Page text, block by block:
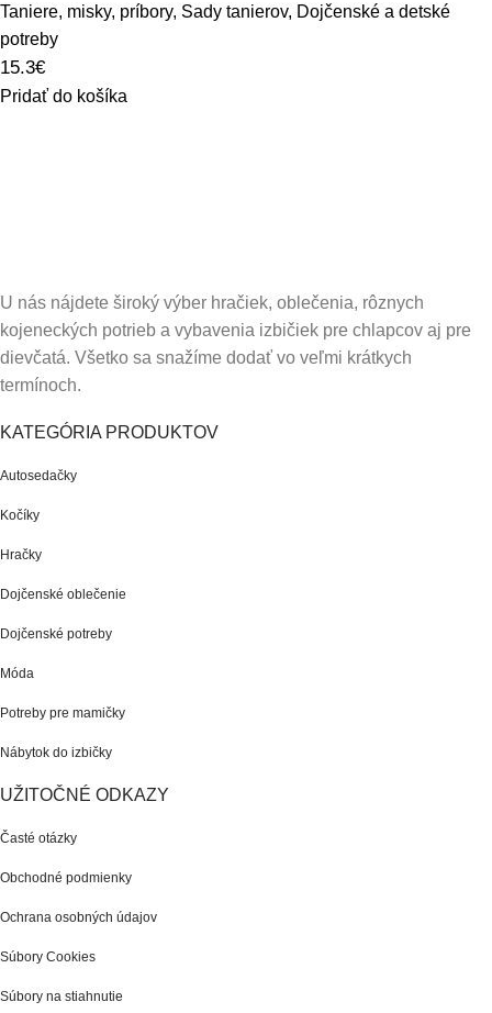
Taniere, misky, príbory, Sady tanierov, Dojčenské a detské
potreby
15.3€
Pridať do košíka
U nás nájdete široký výber hračiek, oblečenia, rôznych
kojeneckých potrieb a vybavenia izbičiek pre chlapcov aj pre
dievčatá. Všetko sa snažíme dodať vo veľmi krátkych
termínoch.
KATEGÓRIA PRODUKTOV
Autosedačky
Kočíky
Hračky
Dojčenské oblečenie
Dojčenské potreby
Móda
Potreby pre mamičky
Nábytok do izbičky
UŽITOČNÉ ODKAZY
Časté otázky
Obchodné podmienky
Ochrana osobných údajov
Súbory Cookies
Súbory na stiahnutie